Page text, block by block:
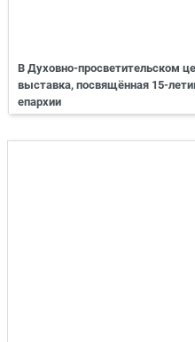
В Духовно-просветительском
выставка, посвящённая 15-
епархии